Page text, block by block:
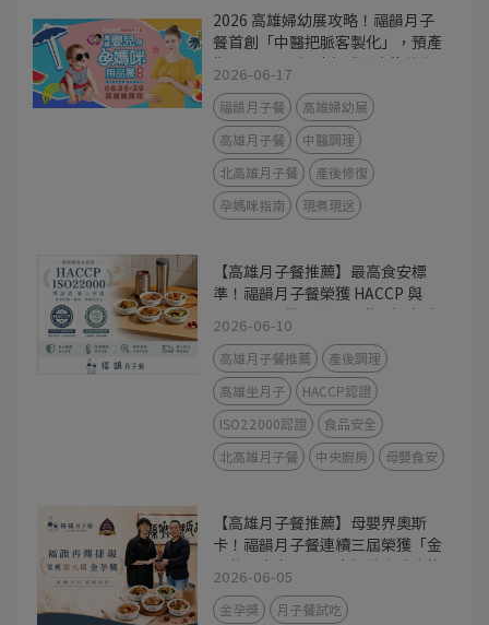
2026 高雄婦幼展攻略！福韻月子
餐首創「中醫把脈客製化」，預產
期 7-12 月孕媽咪必看的產後修復
指南
2026-06-17
福韻月子餐
高雄婦幼展
高雄月子餐
中醫調理
北高雄月子餐
產後修復
孕媽咪指南
現煮現送
【高雄月子餐推薦】最高食安標
準！福韻月子餐榮獲 HACCP 與
ISO22000 雙認證，用世界級廚房
守護產後媽咪
2026-06-10
高雄月子餐推薦
產後調理
高雄坐月子
HACCP認證
ISO22000認證
食品安全
北高雄月子餐
中央廚房 母嬰食安
【高雄月子餐推薦】母嬰界奧斯
卡！福韻月子餐連續三屆榮獲「金
孕獎」肯定，用最高標準守護產後
媽咪
2026-06-05
金孕獎
月子餐試吃